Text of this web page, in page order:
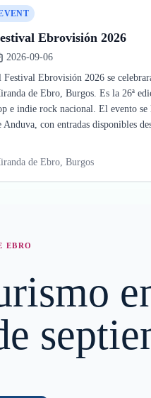
Ebrovisión 2026
2026-09-06
Festival Ebrovisión 2026 se
de Ebro, Burgos. Es la 26ª
e indie rock nacional. El evento
Anduva, con entradas disponibles
de Ebro, Burgos
EBRO